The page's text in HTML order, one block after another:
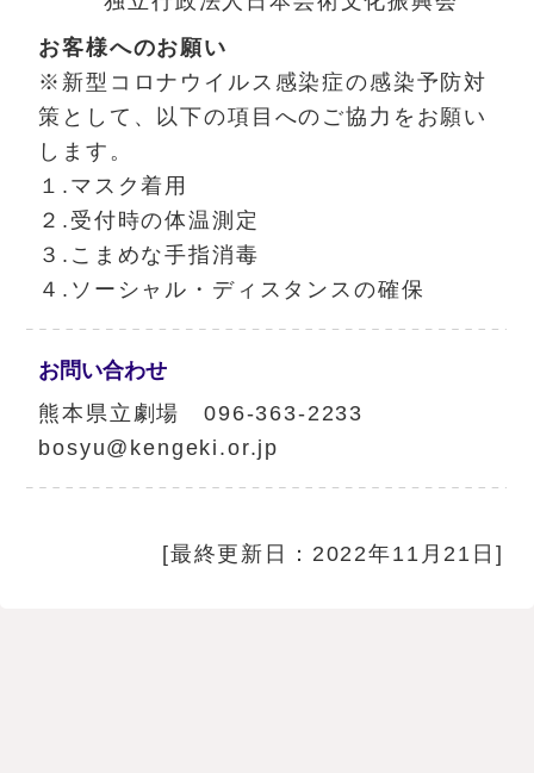
お客様へのお願い
※新型コロナウイルス感染症の感染予防対
策として、以下の項目へのご協力をお願い
します。
１.マスク着用
２.受付時の体温測定
３.こまめな手指消毒
４.ソーシャル・ディスタンスの確保
お問い合わせ
熊本県立劇場 096-363-2233
bosyu@kengeki.or.jp
[最終更新日：2022年11月21日]